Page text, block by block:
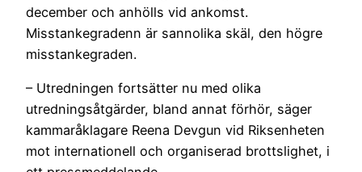
december och anhölls vid ankomst.
Misstankegradenn är sannolika skäl, den högre
misstankegraden.
– Utredningen fortsätter nu med olika
utredningsåtgärder, bland annat förhör, säger
kammaråklagare Reena Devgun vid Riksenheten
mot internationell och organiserad brottslighet, i